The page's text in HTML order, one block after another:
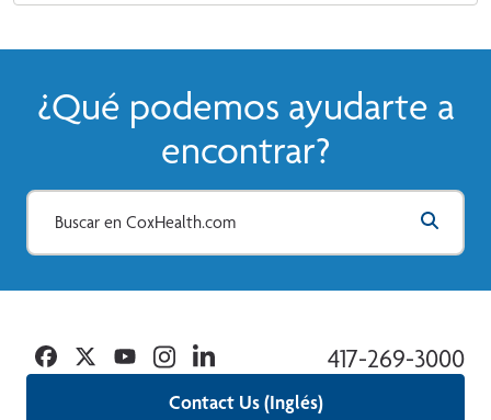
¿Qué podemos ayudarte a
encontrar?
Contact Us (Inglés)
417-269-3000
Facebook
TwitterYouTubeInstagramLinkedin